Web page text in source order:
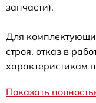
запчасти).
Для
строя, отказ в
характеристикам
Показать